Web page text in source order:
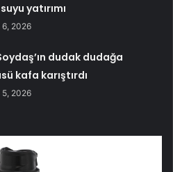
yatırımı
6, 2026
dudak dudağa
kafa karıştırdı
5, 2026